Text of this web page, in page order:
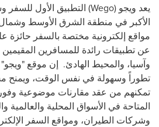
يعد ويجو (Wego) التطبيق الأول للسفر
الأكبر في منطقة الشرق الأوسط
مواقع إلكترونية مختصة بالسفر حائزة
عن تطبيقات رائدة للمسافرين
وآسيا، والمحيط الهادئ. إن موقع
تطوراً وسهولة في نفس الوقت، ويمنح
تمكنهم من عقد مقارنات موضوعية
المتاحة في الأسواق المحلية والعالمية
وشركات الطيران، ومواقع السفر